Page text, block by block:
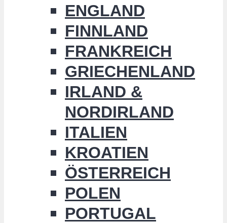
ENGLAND
FINNLAND
FRANKREICH
GRIECHENLAND
IRLAND &
NORDIRLAND
ITALIEN
KROATIEN
ÖSTERREICH
POLEN
PORTUGAL